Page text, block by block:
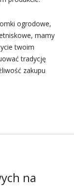
ogrodowe,
mamy
twoim
tradycję
zakupu
na